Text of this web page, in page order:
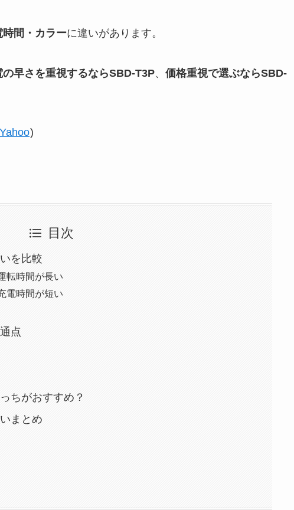
間・カラーに違いがあります。
早さを重視するならSBD-T3P、 価格重視で選ぶならSBD-
Yahoo)
目次
を比較
転時間が長い
電時間が短い
点
ちがおすすめ？
まとめ